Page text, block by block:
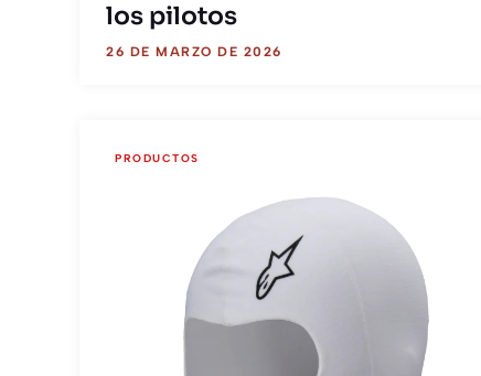
los pilotos
26 DE MARZO DE 2026
PRODUCTOS